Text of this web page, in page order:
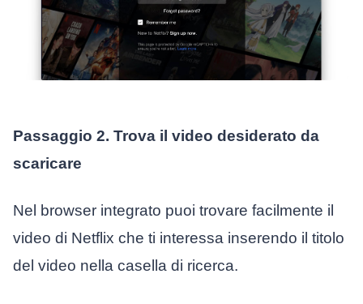
Passaggio 2. Trova il video desiderato da
scaricare
Nel browser integrato puoi trovare facilmente il
video di Netflix che ti interessa inserendo il titolo
del video nella casella di ricerca.